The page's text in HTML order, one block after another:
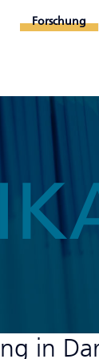
Forschung
in